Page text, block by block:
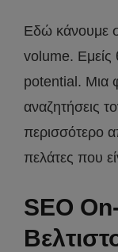
Εδώ κάνουμε
volume. Εμείς
potential. Μια
αναζητήσεις
περισσότερο
πελάτες που
SEO